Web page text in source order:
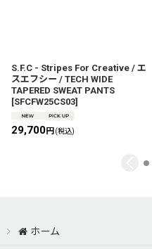
S.F.C - Stripes For Creative / エ
スエフシー / TECH WIDE
TAPERED SWEAT PANTS
[SFCFW25CS03]
29,700円 (税込)
ホーム